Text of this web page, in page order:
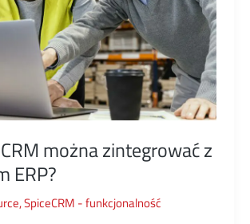
można zintegrować z
ERP?
,SpiceCRM - funkcjonalność